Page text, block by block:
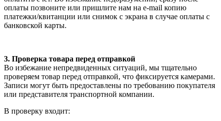
оплаты позвоните или пришлите нам на e-mail копию
платежки/квитанции или снимок с экрана в случае оплаты с
банковской карты.
3. Проверка товара перед отправкой
Во избежание непредвиденных ситуаций, мы тщательно
проверяем товар перед отправкой, что фиксируется камерами.
Записи могут быть предоставлены по требованию покупателя
или представителя транспортной компании.
В проверку входит: